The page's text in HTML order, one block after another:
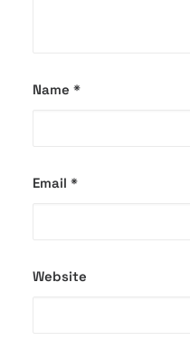
Name *
Email *
Website